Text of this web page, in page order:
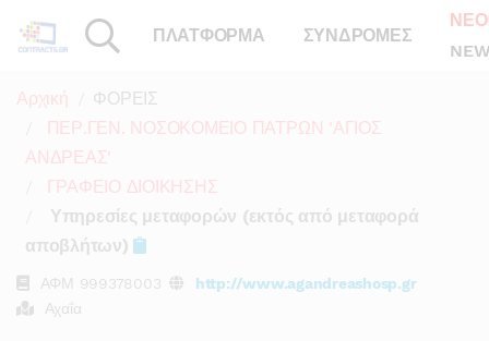
ΠΛΑΤΦΟΡΜΑ ΣΥΝΔΡΟΜΕΣ
Αρχική
ΦΟΡΕΙΣ
ΠΕΡ.ΓΕΝ. ΝΟΣΟΚΟΜΕΙΟ ΠΑΤΡΩΝ 'ΑΓΙΟΣ
ΑΝΔΡΕΑΣ'
ΓΡΑΦΕΙΟ ΔΙΟΙΚΗΣΗΣ
Υπηρεσίες μεταφορών (εκτός από μεταφορά
αποβλήτων)
ΑΦΜ 999378003
http://www.agandreashosp.gr
Αχαΐα